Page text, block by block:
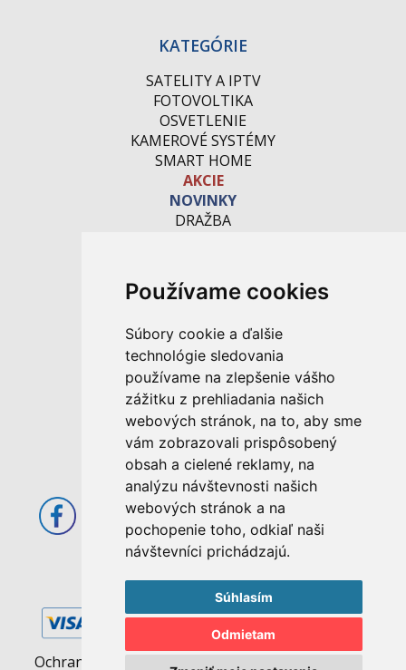
Používame cookies
Súbory cookie a ďalšie
technológie sledovania
používame na zlepšenie vášho
zážitku z prehliadania našich
webových stránok, na to, aby sme
vám zobrazovali prispôsobený
obsah a cielené reklamy, na
analýzu návštevnosti našich
webových stránok a na
pochopenie toho, odkiaľ naši
návštevníci prichádzajú.
Súhlasím
Odmietam
KATEGÓRIE
SATELITY A IPTV
FOTOVOLTIKA
OSVETLENIE
KAMEROVÉ SYSTÉMY
SMART HOME
AKCIE
NOVINKY
DRAŽBA
M. Rázusa 4795/34
955 01 Topoľčany
Slovenská republika
E-mail: info@abcom.sk
Tel: +421 38 53 62 611
Otváracie hodiny:
Po - Pia: 08:00 - 17:00
Ochrana osobných údajov | Pravidlá cookies